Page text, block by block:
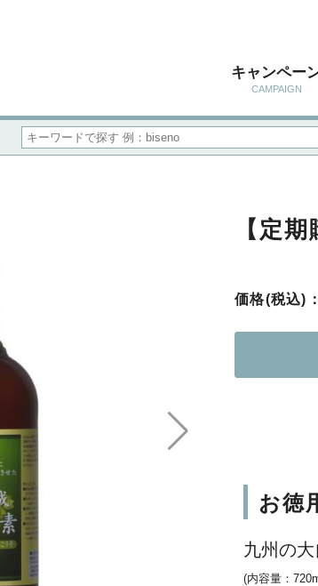
キャンペー
CAMPAIGN
【定
価格(税込)：
お徳
九州の
(内容量：